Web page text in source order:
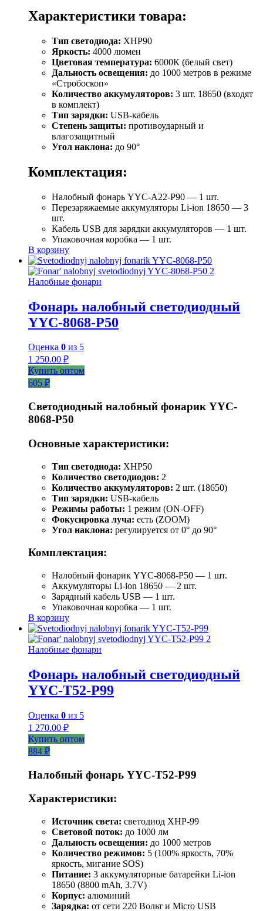
Характеристики товара:
Тип светодиода: XHP90
Яркость: 4000 люмен
Цветовая температура: 6000К (белый свет)
Дальность освещения: до 1000 метров в режиме
«Стробоскоп»
Количество аккумуляторов: 3 шт. 18650 (входят
в комплект)
Тип зарядки: USB-кабель
Степень защиты: противоударный и
влагозащитный
Угол наклона: до 90°
Комплектация:
Налобный фонарь YYC-A22-P90 — 1 шт.
Перезаряжаемые аккумуляторы Li-ion 18650 — 3
шт.
Кабель USB для зарядки аккумуляторов — 1 шт.
Упаковочная коробка — 1 шт.
В корзину
Налобные фонари
Фонарь налобный светодиодный
YYC-8068-P50
Оценка 0 из 5
1 250.00 ₽
Купить оптом
605 ₽
Светодиодный налобный фонарик YYC-
8068-P50
Основные характеристики:
Тип светодиода: XHP50
Количество светодиодов: 2
Количество аккумуляторов: 2 шт. (18650)
Тип зарядки: USB-кабель
Режимы работы: 1 режим (ON-OFF)
Фокусировка луча: есть (ZOOM)
Угол наклона: регулируется от 0° до 90°
Комплектация:
Налобный фонарик YYC-8068-P50 — 1 шт.
Аккумуляторы Li-ion 18650 — 2 шт.
Зарядный кабель USB — 1 шт.
Упаковочная коробка — 1 шт.
В корзину
Налобные фонари
Фонарь налобный светодиодный
YYC-T52-P99
Оценка 0 из 5
1 270.00 ₽
Купить оптом
884 ₽
Налобный фонарь YYC-T52-P99
Характеристики:
Источник света: светодиод XHP-99
Световой поток: до 1000 лм
Дальность освещения: до 1000 метров
Количество режимов: 5 (100% яркость, 70%
яркость, мигание SOS)
Питание: 3 аккумуляторные батарейки Li-ion
18650 (8800 mAh, 3.7V)
Корпус: алюминий
Зарядка: от сети 220 Вольт и Micro USB